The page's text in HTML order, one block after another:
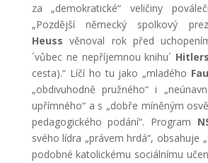
za „demokratické“ veličiny
„Pozdější německý spolkový
Heussvěnoval rok před
´vůbec ne nepříjemnou knihu´
cesta).“ Líčí ho tu jako „mladého
„obdivuhodně pružného“ i
upřímného“ a s „dobře míněným
pedagogického podání“. Program
svého lídra „právem hrdá“, obsahuje
podobné katolickému sociálnímu